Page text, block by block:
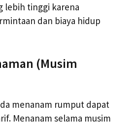
lebih tinggi karena
dan biaya hidup
(Musim
menanam rumput dapat
Menanam selama musim